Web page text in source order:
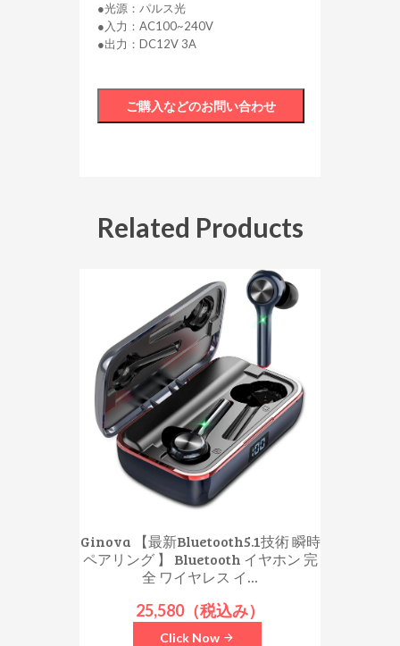
●光源：パルス光
●入力：AC100~240V
●出力：DC12V 3A
Related Products
Ginova 【最新Bluetooth5.1技術 瞬時
ペアリング 】 Bluetooth イヤホン 完
全 ワイヤレス イ...
25,580（税込み）
Click Now